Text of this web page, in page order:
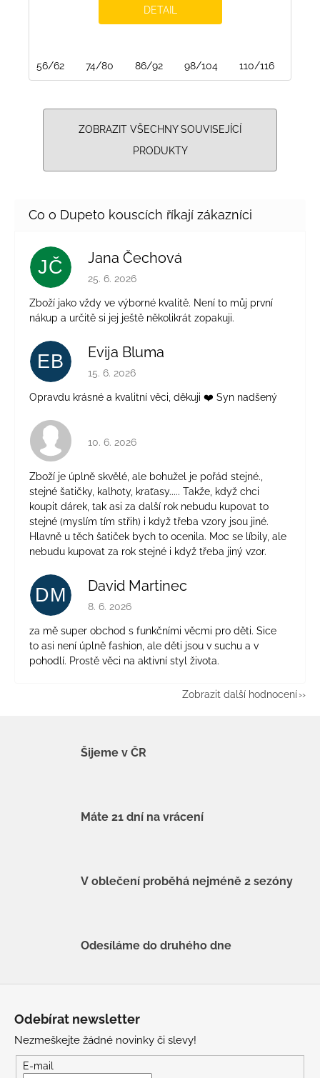
DETAIL
56/62 74/80 86/92 98/104 110/116
ZOBRAZIT VŠECHNY SOUVISEJÍCÍ
PRODUKTY
JČ Jana Čechová
Hodnocení obchodu je 5 z 5 hvězdiček.
25. 6. 2026
Zboží jako vždy ve výborné kvalitě. Není to můj první
nákup a určitě si jej ještě několikrát zopakuji.
EB Evija Bluma
Hodnocení obchodu je 5 z 5 hvězdiček.
15. 6. 2026
Opravdu krásné a kvalitní věci, děkuji ❤️ Syn nadšený
Hodnocení obchodu je 4 z 5 hvězdiček.
10. 6. 2026
Zboží je úplně skvělé, ale bohužel je pořád stejné.,
stejné šatičky, kalhoty, kraťasy..... Takže, když chci
koupit dárek, tak asi za další rok nebudu kupovat to
stejné (myslím tím střih) i když třeba vzory jsou jiné.
Hlavně u těch šatiček bych to ocenila. Moc se líbily, ale
nebudu kupovat za rok stejné i když třeba jiný vzor.
DM David Martinec
Hodnocení obchodu je 5 z 5 hvězdiček.
8. 6. 2026
za mě super obchod s funkčními věcmi pro děti. Sice
to asi není úplně fashion, ale děti jsou v suchu a v
pohodlí. Prostě věci na aktivní styl života.
Zobrazit další hodnocení
Šijeme v ČR
Máte 21 dní na vrácení
V oblečení proběhá nejméně 2 sezóny
Odesíláme do druhého dne
Odebírat newsletter
Nezmeškejte žádné novinky či slevy!
E-mail